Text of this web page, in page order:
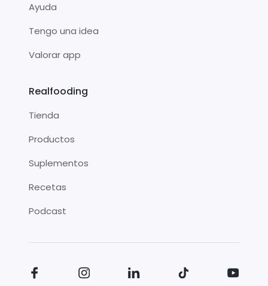
Ayuda
Tengo una idea
Valorar app
Realfooding
Tienda
Productos
Suplementos
Recetas
Podcast